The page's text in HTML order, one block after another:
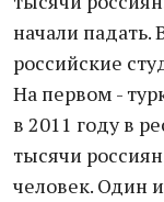
начали падать.
российские
На первом -
в 2011 году в
тысячи
человек. Один